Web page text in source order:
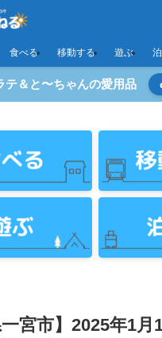
食べる 移動する 遊ぶ
テ＆と〜ちゃんの愛用品
一宮市】2025年1月